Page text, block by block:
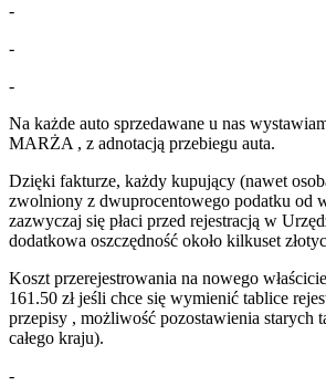
-
-
-
Na każde auto sprzedawane u nas
MARŻA , z adnotacją przebiegu auta.
Dzięki fakturze, każdy kupujący (nawet
zwolniony z dwuprocentowego podatku od
zazwyczaj się płaci przed rejestracją w
dodatkowa oszczędność około kilkuset
Koszt przerejestrowania na nowego
161.50 zł jeśli chce się wymienić tablice
przepisy , możliwość pozostawienia starych
całego kraju).
-